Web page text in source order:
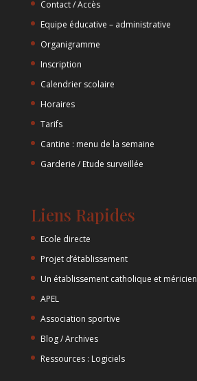
Contact / Accès
Equipe éducative – administrative
Organigramme
Inscription
Calendrier scolaire
Horaires
Tarifs
Cantine : menu de la semaine
Garderie / Etude surveillée
Liens Rapides
Ecole directe
Projet d’établissement
Un établissement catholique et méricien
APEL
Association sportive
Blog / Archives
Ressources : Logiciels